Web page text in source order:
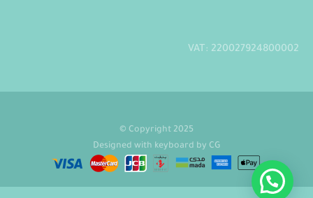
VAT: 220027924800002
Copyright 2025 ©
Designed with keyboard by CG